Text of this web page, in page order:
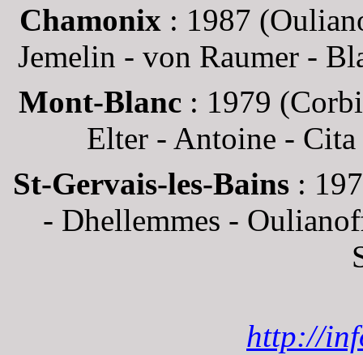
Chamonix : 1987
Jemelin - von Raumer -
Mont-Blanc : 1979 (
Elter - Antoine -
St-Gervais-les-Bains :
- Dhellemmes -
http://